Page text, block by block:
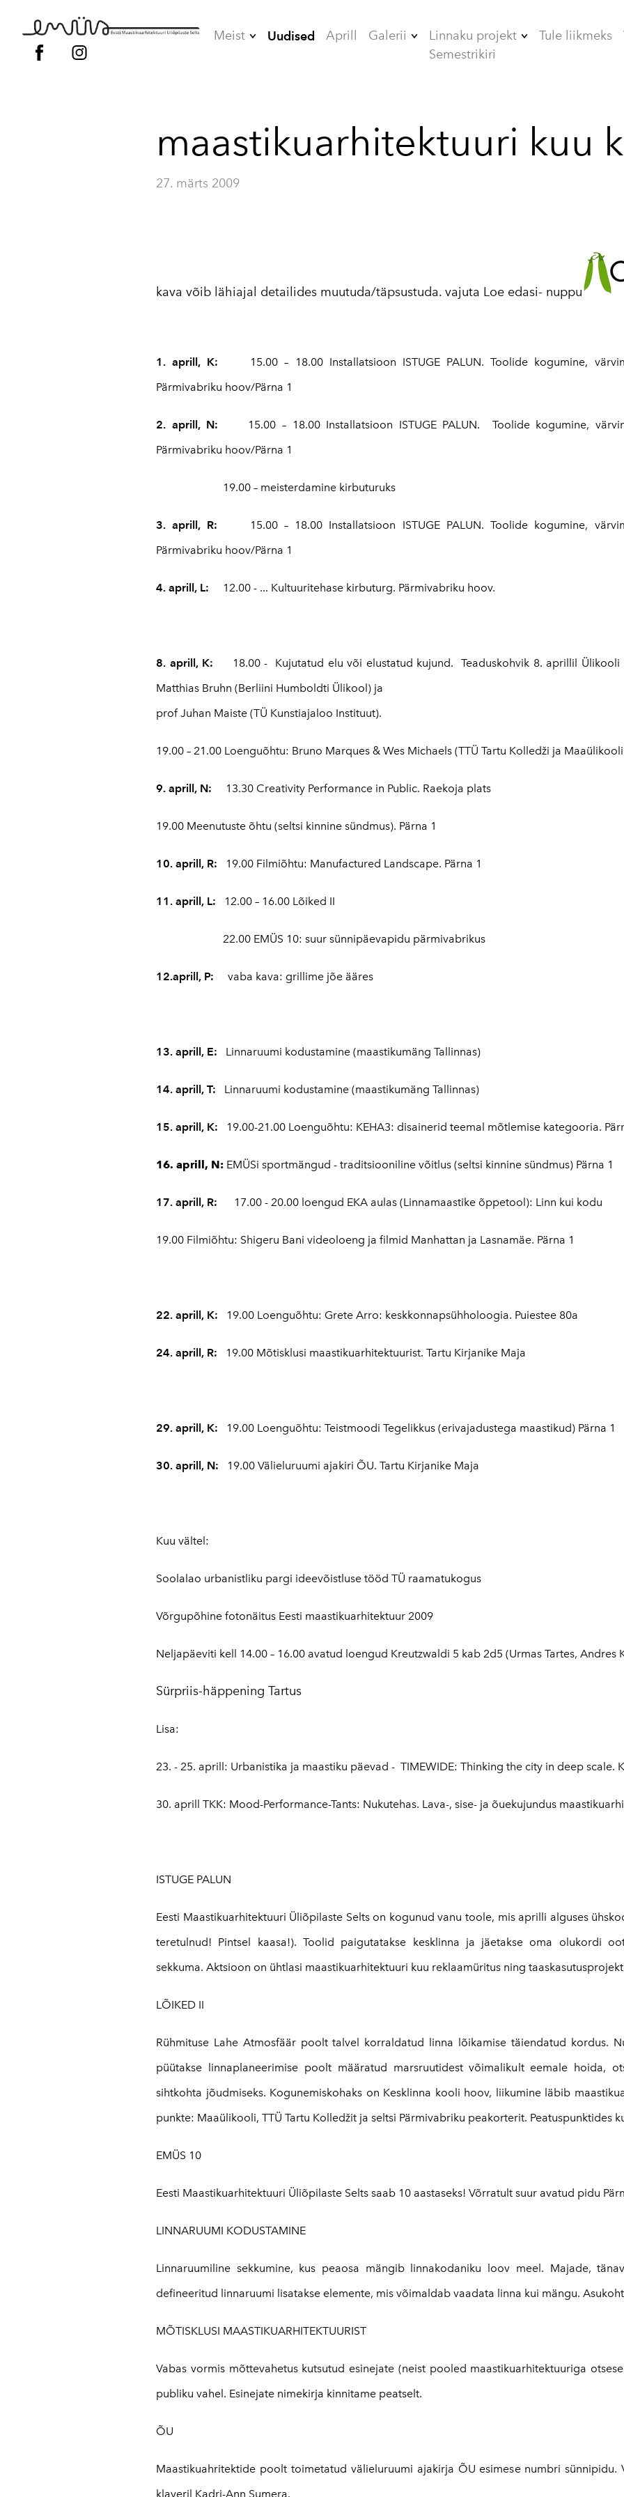
Meist
Vilistlased
Põhikiri
Kodukord
Uudised Aprill Galerii
2008
2009
2015
2017
2022
2023
Linnaku projekt
ZOOMEEDIKUM
EHITAMINE
Tule liikmeks
Semestrikiri
maastikuarhitektuuri kuu
27. märts 2009
kava võib lähiajal detailides muutuda/täpsustuda. vajuta Loe edasi- nuppu
1. aprill, K:
15.00 – 18.00 Installatsioon ISTUGE PALUN. Toolide kogumine,
Pärmivabriku hoov/Pärna 1
2. aprill, N: 15.00 – 18.00 Installatsioon ISTUGE PALUN.
Toolide kogumine,
Pärmivabriku hoov/Pärna 1
19.00 – meisterdamine kirbuturuks
3. aprill, R:
15.00 – 18.00 Installatsioon ISTUGE PALUN. Toolide kogumine,
Pärmivabriku hoov/Pärna 1
4. aprill, L: 12.00 - ... Kultuuritehase kirbuturg. Pärmivabriku hoov.
8. aprill, K: 18.00 - Kujutatud elu või elustatud kujund. Teaduskohvik 8. aprillil Ülikooli
Matthias Bruhn (Berliini Humboldti Ülikool) ja
prof Juhan Maiste (TÜ Kunstiajaloo Instituut).
19.00 – 21.00 Loenguõhtu: Bruno Marques & Wes Michaels (TTÜ Tartu Kolledži ja
9. aprill, N: 13.30 Creativity Performance in Public. Raekoja plats
19.00 Meenutuste õhtu (seltsi kinnine sündmus). Pärna 1
10. aprill, R: 19.00 Filmiõhtu: Manufactured Landscape. Pärna 1
11. aprill, L: 12.00 – 16.00 Lõiked II
22.00 EMÜS 10: suur sünnipäevapidu pärmivabrikus
12.aprill, P: vaba kava: grillime jõe ääres
13. aprill, E: Linnaruumi kodustamine (maastikumäng Tallinnas)
14. aprill, T: Linnaruumi kodustamine (maastikumäng Tallinnas)
15. aprill, K: 19.00-21.00 Loenguõhtu: KEHA3: disainerid teemal mõtlemise kategooria.
16. aprill, N: EMÜSi sportmängud - traditsiooniline võitlus (seltsi kinnine sündmus) Pärna 1
17. aprill, R: 17.00 - 20.00 loengud EKA aulas (Linnamaastike õppetool): Linn kui kodu
19.00 Filmiõhtu: Shigeru Bani videoloeng ja filmid Manhattan ja Lasnamäe. Pärna 1
22. aprill, K: 19.00 Loenguõhtu: Grete Arro: keskkonnapsühholoogia. Puiestee 80a
24. aprill, R: 19.00 Mõtisklusi maastikuarhitektuurist. Tartu Kirjanike Maja
29. aprill, K: 19.00 Loenguõhtu: Teistmoodi Tegelikkus (erivajadustega maastikud) Pärna 1
30. aprill, N: 19.00 Välieluruumi ajakiri ÕU. Tartu Kirjanike Maja
Kuu vältel:
Soolalao urbanistliku pargi ideevõistluse tööd TÜ raamatukogus
Võrgupõhine fotonäitus Eesti maastikuarhitektuur 2009
Neljapäeviti kell 14.00 – 16.00 avatud loengud Kreutzwaldi 5 kab 2d5 (Urmas Tartes, Andres
Sürpriis-häppening Tartus
Lisa:
23. - 25. aprill: Urbanistika ja maastiku päevad - TIMEWIDE: Thinking the city in deep scale.
30. aprill TKK: Mood-Performance-Tants: Nukutehas. Lava-, sise- ja õuekujundus
ISTUGE PALUN
Eesti Maastikuarhitektuuri Üliõpilaste Selts on kogunud vanu toole, mis aprilli alguses
teretulnud! Pintsel kaasa!). Toolid paigutatakse kesklinna ja jäetakse oma olukordi
sekkuma. Aktsioon on ühtlasi maastikuarhitektuuri kuu reklaamüritus ning
LÕIKED II
Rühmituse Lahe Atmosfäär poolt talvel korraldatud linna lõikamise täiendatud kordus.
püütakse linnaplaneerimise poolt määratud marsruutidest võimalikult eemale hoida,
sihtkohta jõudmiseks. Kogunemiskohaks on Kesklinna kooli hoov, liikumine läbib
punkte: Maaülikooli, TTÜ Tartu Kolledžit ja seltsi Pärmivabriku peakorterit. Peatuspunktides
EMÜS 10
Eesti Maastikuarhitektuuri Üliõpilaste Selts saab 10 aastaseks! Võrratult suur avatud pidu
LINNARUUMI KODUSTAMINE
Linnaruumiline sekkumine, kus peaosa mängib linnakodaniku loov meel. Majade,
defineeritud linnaruumi lisatakse elemente, mis võimaldab vaadata linna kui mängu.
MÕTISKLUSI MAASTIKUARHITEKTUURIST
Vabas vormis mõttevahetus kutsutud esinejate (neist pooled maastikuarhitektuuriga
publiku vahel. Esinejate nimekirja kinnitame peatselt.
ÕU
Maastikuahritektide poolt toimetatud välieluruumi ajakirja ÕU esimese numbri sünnipidu.
klaveril Kadri-Ann Sumera.